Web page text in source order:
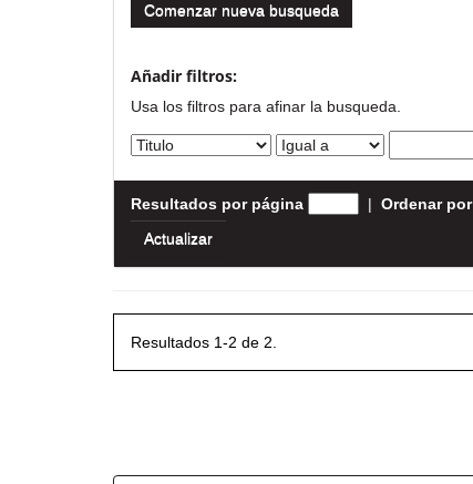
Comenzar nueva busqueda
Añadir filtros:
Usa los filtros para afinar la busqueda.
Resultados por página | Ordenar por
Resultados 1-2 de 2.